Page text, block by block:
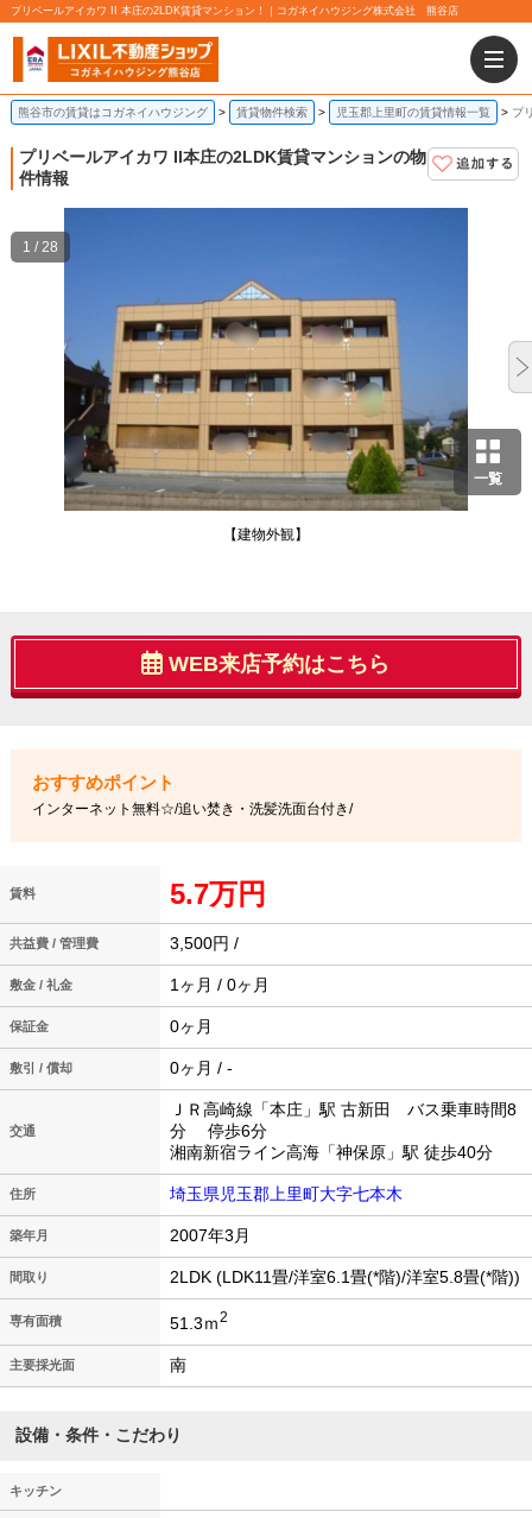
プリベールアイカワ II 本庄の2LDK賃貸マンション！｜コガネイハウジング株式会社 熊谷店
熊谷市の賃貸はコガネイハウジング 賃貸物件検索 児玉郡上里町の賃貸情報一覧 プ
プリベールアイカワ II本庄の2LDK賃貸マンションの物
件情報
一覧
【建物外観】
1 / 28
WEB来店予約はこちら
インターネット無料☆/追い焚き・洗髪洗面台付き/
賃料 5.7万円
共益費 / 管理費 3,500円 /
敷金 / 礼金 1ヶ月 / 0ヶ月
保証金 0ヶ月
敷引 / 償却 0ヶ月 / -
交通
ＪＲ高崎線「本庄」駅 古新田 バス乗車時間8
分 停歩6分
湘南新宿ライン高海「神保原」駅 徒歩40分
住所 埼玉県児玉郡上里町大字七本木
築年月 2007年3月
間取り 2LDK (LDK11畳/洋室6.1畳(*階)/洋室5.8畳(*階))
専有面積 51.3ｍ2
主要採光面 南
設備・条件・こだわり
キッチン